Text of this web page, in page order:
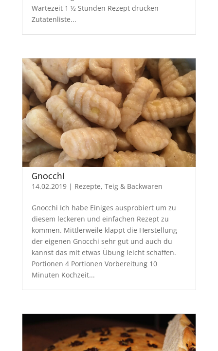
Wartezeit 1 ½ Stunden Rezept drucken
Zutatenliste...
Gnocchi
14.02.2019| Rezepte, Teig & Backwaren
Gnocchi Ich habe Einiges ausprobiert um zu
diesem leckeren und einfachen Rezept zu
kommen. Mittlerweile klappt die Herstellung
der eigenen Gnocchi sehr gut und auch du
kannst das mit etwas Übung leicht schaffen.
Portionen 4 Portionen Vorbereitung 10
Minuten Kochzeit...